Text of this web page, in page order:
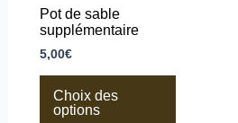
Pot de sable
supplémentaire
5,00€
Choix des
options
la
page
du
produit